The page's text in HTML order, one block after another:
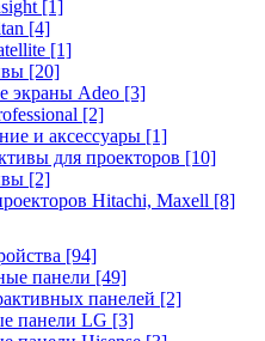
[1]
[4]
[1]
[20]
экраны Adeo [3]
[2]
и аксессуары [1]
для проекторов [10]
[2]
Hitachi, Maxell [8]
[94]
панели [49]
панелей [2]
панели LG [3]